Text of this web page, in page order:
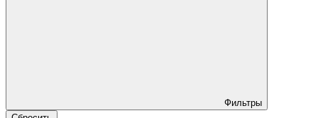
Фильтры